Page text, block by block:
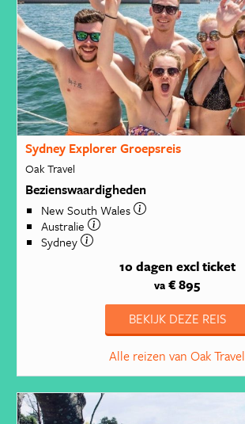
Sydney Explorer Groepsreis
Oak Travel
Bezienswaardigheden
New South Wales
Australie
Sydney
10 dagen excl ticket
va € 895
BEKIJK DEZE REIS
Alle reizen van Oak Travel